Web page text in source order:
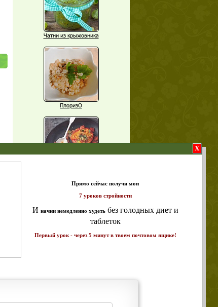
Чатни из крыжовника
ПлоризО
Еще рецепты
середине дня?